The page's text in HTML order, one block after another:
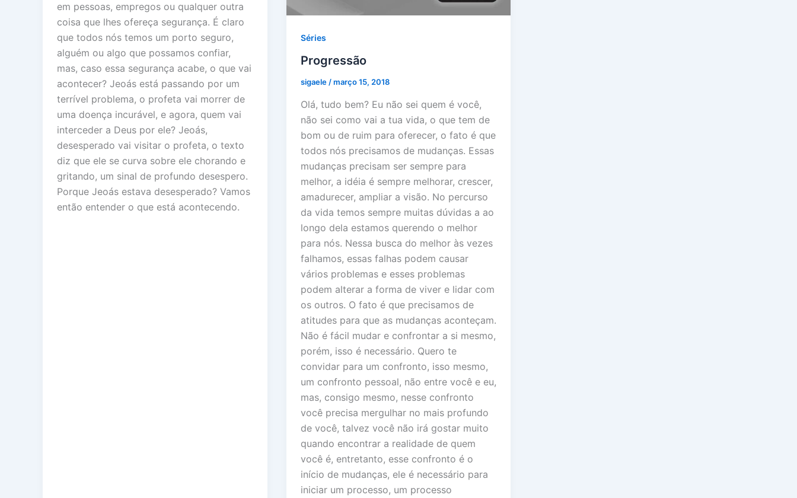
em pessoas, empregos ou qualquer outra
coisa que lhes ofereça segurança. É claro
que todos nós temos um porto seguro,
alguém ou algo que possamos confiar,
mas, caso essa segurança acabe, o que vai
acontecer? Jeoás está passando por um
terrível problema, o profeta vai morrer de
uma doença incurável, e agora, quem vai
interceder a Deus por ele? Jeoás,
desesperado vai visitar o profeta, o texto
diz que ele se curva sobre ele chorando e
gritando, um sinal de profundo desespero.
Porque Jeoás estava desesperado? Vamos
então entender o que está acontecendo.
Séries
Progressão
sigaele /março 15, 2018
Olá, tudo bem? Eu não sei quem é você,
não sei como vai a tua vida, o que tem de
bom ou de ruim para oferecer, o fato é que
todos nós precisamos de mudanças. Essas
mudanças precisam ser sempre para
melhor, a idéia é sempre melhorar, crescer,
amadurecer, ampliar a visão. No percurso
da vida temos sempre muitas dúvidas a ao
longo dela estamos querendo o melhor
para nós. Nessa busca do melhor às vezes
falhamos, essas falhas podem causar
vários problemas e esses problemas
podem alterar a forma de viver e lidar com
os outros. O fato é que precisamos de
atitudes para que as mudanças aconteçam.
Não é fácil mudar e confrontar a si mesmo,
porém, isso é necessário. Quero te
convidar para um confronto, isso mesmo,
um confronto pessoal, não entre você e eu,
mas, consigo mesmo, nesse confronto
você precisa mergulhar no mais profundo
de você, talvez você não irá gostar muito
quando encontrar a realidade de quem
você é, entretanto, esse confronto é o
início de mudanças, ele é necessário para
iniciar um processo, um processo